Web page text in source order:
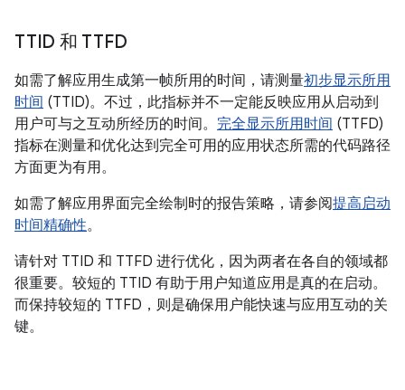
TTID 和 TTFD
如需了解应用生成第一帧所用的时间，请测量初步显示所用
时间 (TTID)。不过，此指标并不一定能反映应用从启动到
用户可与之互动所经历的时间。 完全显示所用时间 (TTFD)
指标在测量和优化达到完全可用的应用状态所需的代码路径
方面更为有用。
如需了解应用界面完全绘制时的报告策略，请参阅提高启动
时间精确性。
请针对 TTID 和 TTFD 进行优化，因为两者在各自的领域都
很重要。较短的 TTID 有助于用户知道应用是真的在启动。
而保持较短的 TTFD，则是确保用户能快速与应用互动的关
键。